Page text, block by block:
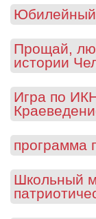
Прощай,
истории
Игра по
программа
Школьный